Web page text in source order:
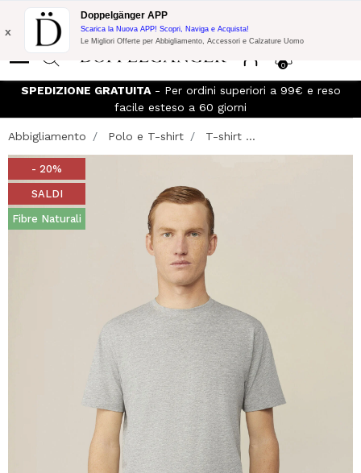
Promo Flash:
10% di Extra Sconto su 300€ di Acquisto con codice:
DOPPEL300
0
x
Doppelgänger APP
Scarica la Nuova APP! Scopri, Naviga e Acquista!
Le Migliori Offerte per Abbigliamento, Accessori e Calzature Uomo
SPEDIZIONE GRATUITA- Per ordini superiori a 99€ e reso
facile esteso a 60 giorni
Abbigliamento Polo e T-shirt T-shirt ...
- 20%
SALDI
Fibre Naturali